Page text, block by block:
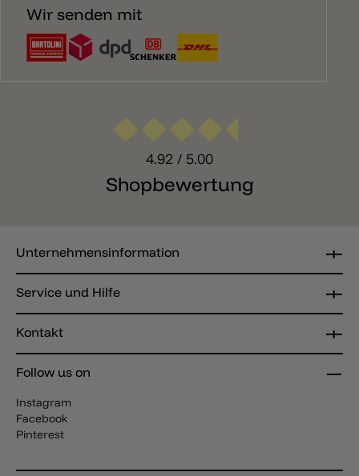
Wir senden mit
4.92 / 5.00
Shopbewertung
Follow us on
Instagram
Facebook
Pinterest
Kontakt
Unternehmensinformation
Service und Hilfe